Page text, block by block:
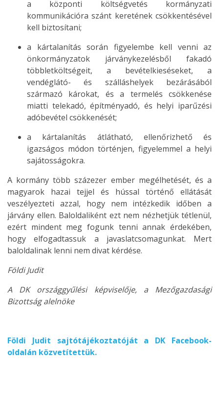
a központi költségvetés kormányzati
kommunikációra szánt keretének csökkentésével
kell biztosítani;
a kártalanítás során figyelembe kell venni az
önkormányzatok járványkezelésből fakadó
többletköltségeit, a bevételkieséseket, a
vendéglátó- és szálláshelyek bezárásából
származó károkat, és a termelés csökkenése
miatti telekadó, építményadó, és helyi iparűzési
adóbevétel csökkenését;
a kártalanítás átlátható, ellenőrizhető és
igazságos módon történjen, figyelemmel a helyi
sajátosságokra.
A kormány több százezer ember megélhetését, és a
magyarok hazai tejjel és hússal történő ellátását
veszélyezteti azzal, hogy nem intézkedik időben a
járvány ellen. Baloldaliként ezt nem nézhetjük tétlenül,
ezért mindent meg fogunk tenni annak érdekében,
hogy elfogadtassuk a javaslatcsomagunkat. Mert
baloldalinak lenni nem divat kérdése.
Földi Judit
A DK országgyűlési képviselője, a Mezőgazdasági
Bizottság alelnöke
Földi Judit sajtótájékoztatóját a DK Facebook-
oldalán közvetítettük.